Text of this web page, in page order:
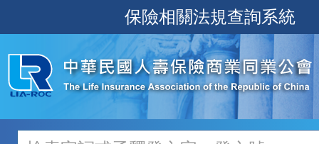
至
主
內
容
保險相關法規查詢系統